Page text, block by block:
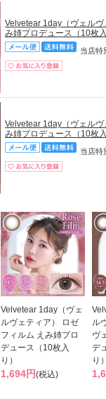
Velvetear 1day（ヴェルヴ
み姉プロデュース（10枚入
当店特
Velvetear 1day（ヴェルヴ
み姉プロデュース（10枚入
当店特
Velvetear 1day（ヴェ
ルヴェティア） ロゼ
フィルム えみ姉プロ
デュース（10枚入
り）
1,694円(税込)
ル
ヴ
デ
り）